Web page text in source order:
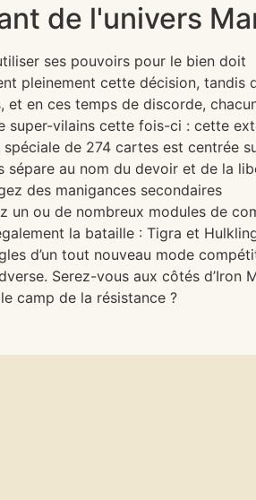
de l'univers
ses pouvoirs pour le bien doit
pleinement cette décision, tandis
et en ces temps de discorde,
super-vilains cette fois-ci : cette
de 274 cartes est centrée
sépare au nom du devoir et de la
des manigances secondaires
un ou de nombreux modules de
la bataille : Tigra et
d’un tout nouveau mode
Serez-vous aux côtés d’Iron
camp de la résistance ?